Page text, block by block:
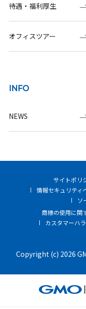
待遇・福利厚生
オフィスツアー
INFO
NEWS
サイトポリ
情報セキュリティ
ソ
商標の使用に関
カスタマーハ
Copyright (c) 2026